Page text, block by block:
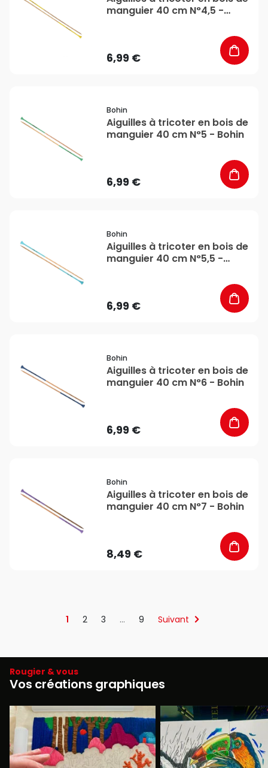
manguier 40 cm N°4,5 -
6,99 €
Bohin
Aiguilles à tricoter en bois de
manguier 40 cm N°5 - Bohin
6,99 €
Bohin
Aiguilles à tricoter en bois de
manguier 40 cm N°5,5 -
6,99 €
Bohin
Aiguilles à tricoter en bois de
manguier 40 cm N°6 - Bohin
6,99 €
Bohin
Aiguilles à tricoter en bois de
manguier 40 cm N°7 - Bohin
8,49 €
1 2 3 … 9 Suivant
Rougier & vous
Vos créations graphiques